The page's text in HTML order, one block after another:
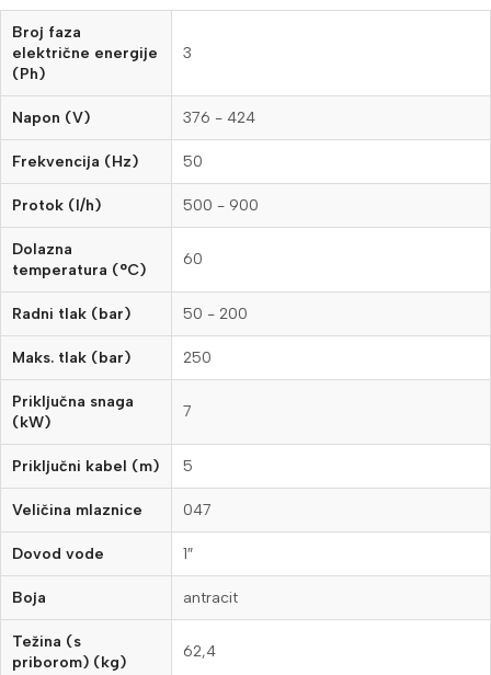
Broj faza
električne energije
(Ph)
3
Napon (V) 376 - 424
Frekvencija (Hz) 50
Protok (l/h) 500 - 900
Dolazna
temperatura (°C)
60
Radni tlak (bar) 50 - 200
Maks. tlak (bar) 250
Priključna snaga
(kW)
7
Priključni kabel (m) 5
Veličina mlaznice 047
Dovod vode 1″
Boja antracit
Težina (s
priborom) (kg)
62,4